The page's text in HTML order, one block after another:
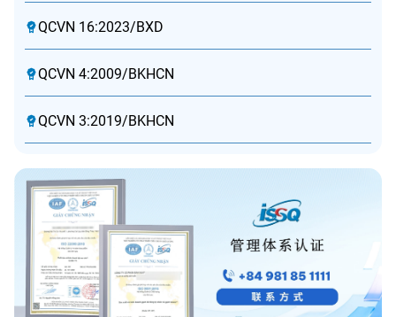
QCVN 16:2023/BXD
QCVN 4:2009/BKHCN
QCVN 3:2019/BKHCN